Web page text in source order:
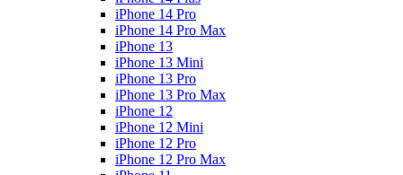
iPhone 14 Pro
iPhone 14 Pro Max
iPhone 13
iPhone 13 Mini
iPhone 13 Pro
iPhone 13 Pro Max
iPhone 12
iPhone 12 Mini
iPhone 12 Pro
iPhone 12 Pro Max